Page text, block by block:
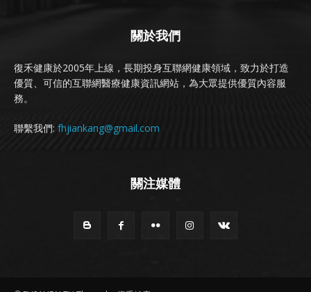
關於我們
復禾健康於2005年上線，長期投身互聯網健康領域，致力於打造
優質、可信的互聯網醫療健康資訊網站，為大眾提供優質內容服
務。
聯繫我們: fhjiankang@gmail.com
關注媒體